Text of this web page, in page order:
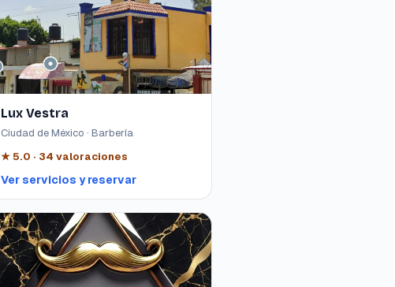
Lux Vestra
Ciudad de México · Barbería
★5.0 · 34 valoraciones
Ver servicios y reservar